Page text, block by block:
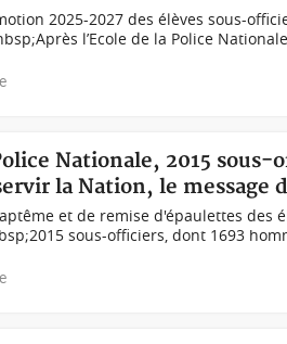
2025-2027 des élèves sous-
l’Ecole de la Police
Nationale, 2015 sous-
la Nation, le message
et de remise d'épaulettes des
sous-officiers, dont 1693